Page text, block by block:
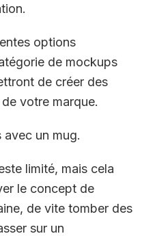
options
de mockups
de créer des
votre marque.
avec un mug.
limité, mais cela
le concept de
de vite tomber des
sur un